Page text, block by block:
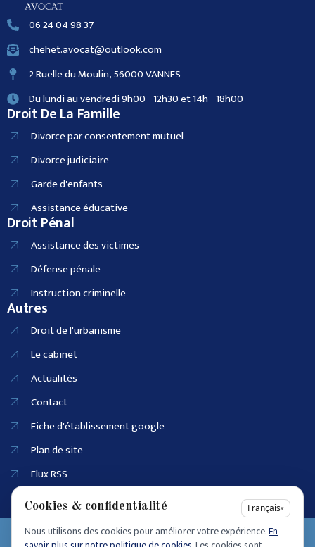
06 24 04 98 37
chehet.avocat@outlook.com
2 Ruelle du Moulin, 56000 VANNES
Du lundi au vendredi 9h00 - 12h30 et 14h - 18h00
Droit De La Famille
Divorce par consentement mutuel
Divorce judiciaire
Garde d'enfants
Assistance éducative
Droit Pénal
Assistance des victimes
Défense pénale
Instruction criminelle
Autres
Droit de l'urbanisme
Le cabinet
Actualités
Contact
Fiche d'établissement google
Plan de site
Flux RSS
EI SIRET :
Cookies & confidentialité Français▾
Nous utilisons des cookies pour améliorer votre expérience.En